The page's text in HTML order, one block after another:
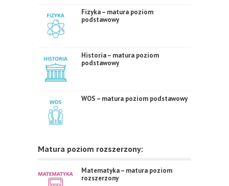
Fizyka – matura poziom
podstawowy
Historia – matura poziom
podstawowy
WOS – matura poziom podstawowy
Matura poziom rozszerzony:
Matematyka – matura poziom
rozszerzony